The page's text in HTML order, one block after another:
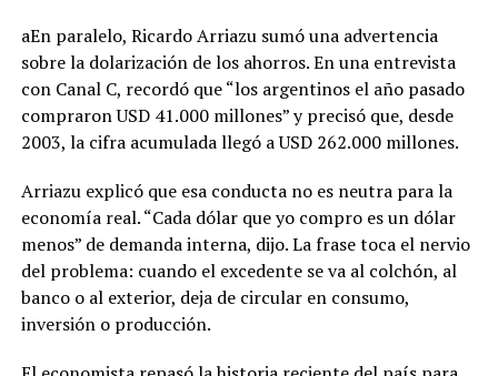
aEn paralelo, Ricardo Arriazu sumó una advertencia
sobre la dolarización de los ahorros. En una entrevista
con Canal C, recordó que “los argentinos el año pasado
compraron USD 41.000 millones” y precisó que, desde
2003, la cifra acumulada llegó a USD 262.000 millones.
Arriazu explicó que esa conducta no es neutra para la
economía real. “Cada dólar que yo compro es un dólar
menos” de demanda interna, dijo. La frase toca el nervio
del problema: cuando el excedente se va al colchón, al
banco o al exterior, deja de circular en consumo,
inversión o producción.